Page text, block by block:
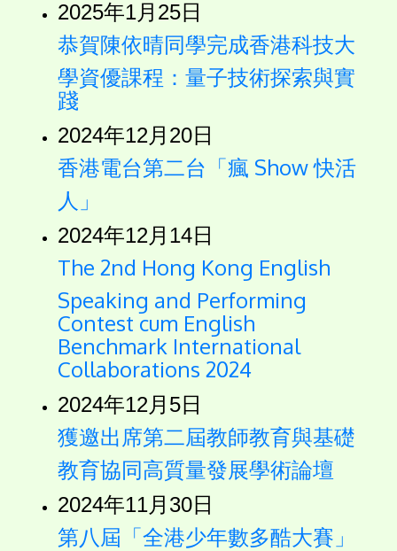
2025年1月25日
恭賀陳依晴同學完成香港科技大
學資優課程：量子技術探索與實
踐
2024年12月20日
香港電台第二台「瘋 Show 快活
人」
2024年12月14日
The 2nd Hong Kong English
Speaking and Performing
Contest cum English
Benchmark International
Collaborations 2024
2024年12月5日
獲邀出席第二屆教師教育與基礎
教育協同高質量發展學術論壇
2024年11月30日
第八屆「全港少年數多酷大賽」